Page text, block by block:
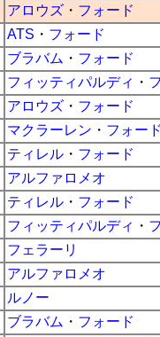
アロウズ ・ フォード
ATS ・ フォード
ブラバム ・ フォード
フィッティパルディ ・
アロウズ ・ フォード
マクラーレン ・ フォー
ティレル ・ フォード
アルファロメオ
ティレル ・ フォード
フィッティパルディ ・
フェラーリ
アルファロメオ
ルノー
ブラバム ・ フォード